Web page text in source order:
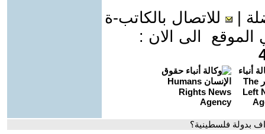
للاتصال بالكاتب-ة
الى الان :
بدولة فلسطينية؟